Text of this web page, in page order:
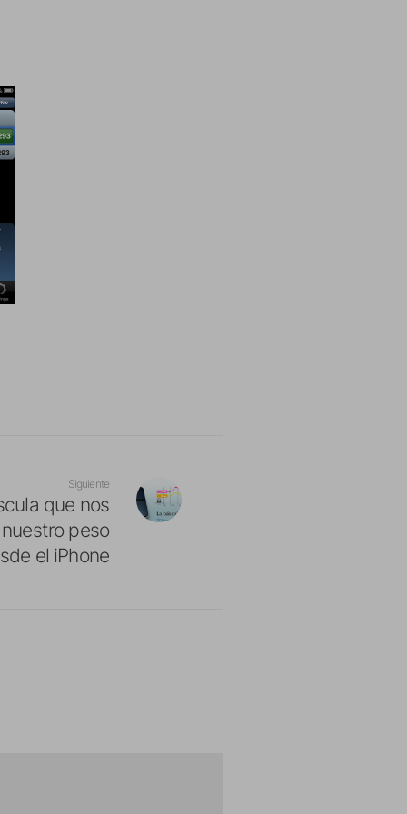
Siguiente
que nos
peso
el iPhone